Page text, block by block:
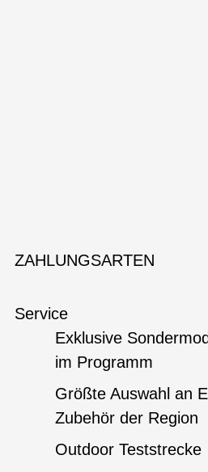
ZAHLUNGSARTEN
Service
Exklusive
im Programm
Größte Auswahl an
Zubehör der Region
Outdoor Teststrecke